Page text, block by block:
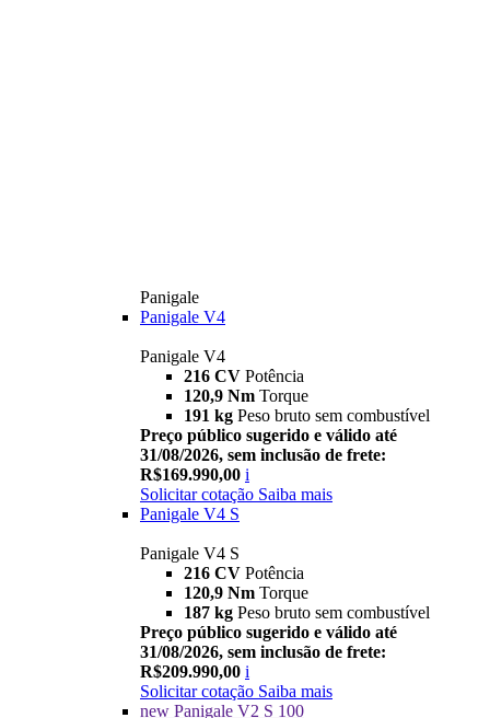
Panigale
Panigale V4
Panigale V4
216 CV Potência
120,9 Nm Torque
191 kg Peso bruto sem combustível
Preço público sugerido e válido até
31/08/2026, sem inclusão de frete:
R$169.990,00 i
Solicitar cotação Saiba mais
Panigale V4 S
Panigale V4 S
216 CV Potência
120,9 Nm Torque
187 kg Peso bruto sem combustível
Preço público sugerido e válido até
31/08/2026, sem inclusão de frete:
R$209.990,00 i
Solicitar cotação Saiba mais
new Panigale V2 S 100